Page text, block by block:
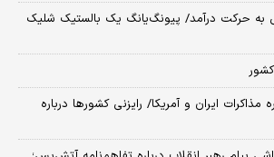
حرکت درآمد/ پیونگ‌یانگ یک بالستیک شلیک
مذاکرات ایران و آمریکا/ رایزنی کشورها درباره